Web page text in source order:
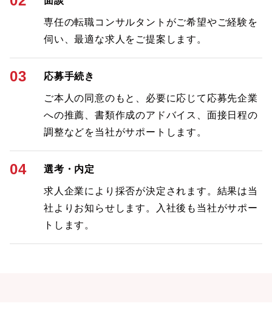
専任の転職コンサルタントがご希望やご経験を
伺い、最適な求人をご提案します。
03 応募手続き
ご本人の同意のもと、必要に応じて応募先企業
への推薦、書類作成のアドバイス、面接日程の
調整などを当社がサポートします。
04 選考・内定
求人企業により採否が決定されます。結果は当
社よりお知らせします。入社後も当社がサポー
トします。